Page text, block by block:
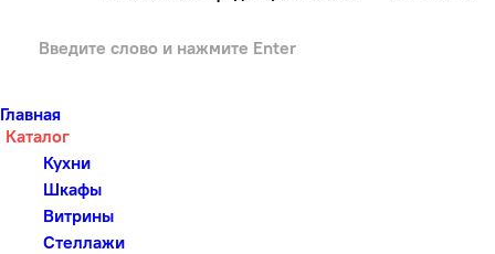
Главная
Каталог
Кухни
Шкафы
Витрины
Стеллажи